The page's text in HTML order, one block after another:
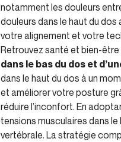
notamment les douleurs
douleurs dans le haut du
votre alignement et votre
Retrouvez santé et bien-être
dans le bas du dos et
dans le haut du dos à un
et améliorer votre posture
réduire l’inconfort. En
tensions musculaires dans
vertébrale. La stratégie